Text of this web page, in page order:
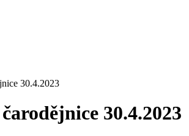
30.4.2023
30.4.2023